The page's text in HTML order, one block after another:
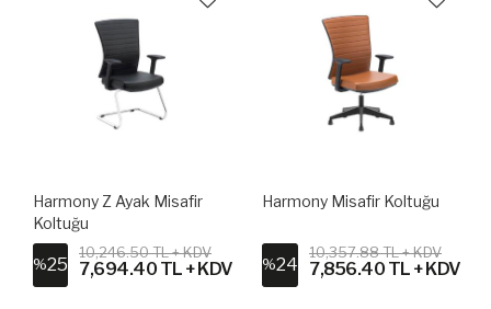
Harmony Z Ayak Misafir
Koltuğu
%25
10,246.50 TL + KDV
7,694.40 TL + KDV
Harmony Misafir Koltuğu
%24
10,357.88 TL + KDV
7,856.40 TL + KDV